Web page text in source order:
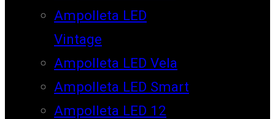
Ampolleta LED
Vintage
Ampolleta LED Vela
Ampolleta LED Smart
Ampolleta LED 12